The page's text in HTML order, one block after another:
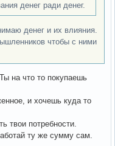
денег ради денег.
денег и их влияния.
чтобы с ними
на что то покупаешь
и хочешь куда то
твои потребности.
ту же сумму сам.